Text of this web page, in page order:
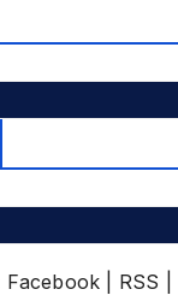
Facebook RSS